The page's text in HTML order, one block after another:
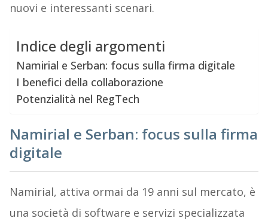
nuovi e interessanti scenari.
Indice degli argomenti
Namirial e Serban: focus sulla firma digitale
I benefici della collaborazione
Potenzialità nel RegTech
Namirial e Serban: focus sulla firma
digitale
Namirial, attiva ormai da 19 anni sul mercato, è
una società di software e servizi specializzata